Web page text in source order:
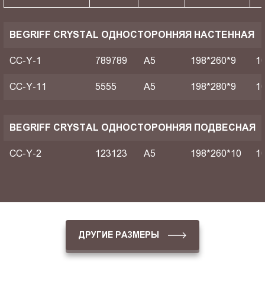
BEGRIFF CRYSTAL ОДНОСТОРОННЯЯ НАСТЕННАЯ
CC-Y-1 789789 A5 198*260*9
CC-Y-11 5555 A5 198*280*9
BEGRIFF CRYSTAL ОДНОСТОРОННЯЯ ПОДВЕСНАЯ
CC-Y-2 123123 A5 198*260*10
ДРУГИЕ РАЗМЕРЫ